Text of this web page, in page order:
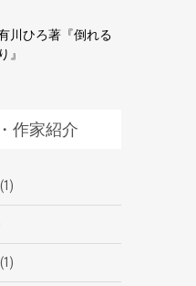
川ひろ著『倒れる
』
作家紹介
(1)
(1)